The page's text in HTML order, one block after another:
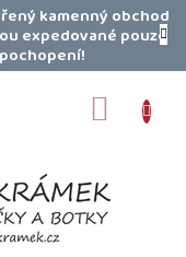
kamenný obchod
expedované pouze